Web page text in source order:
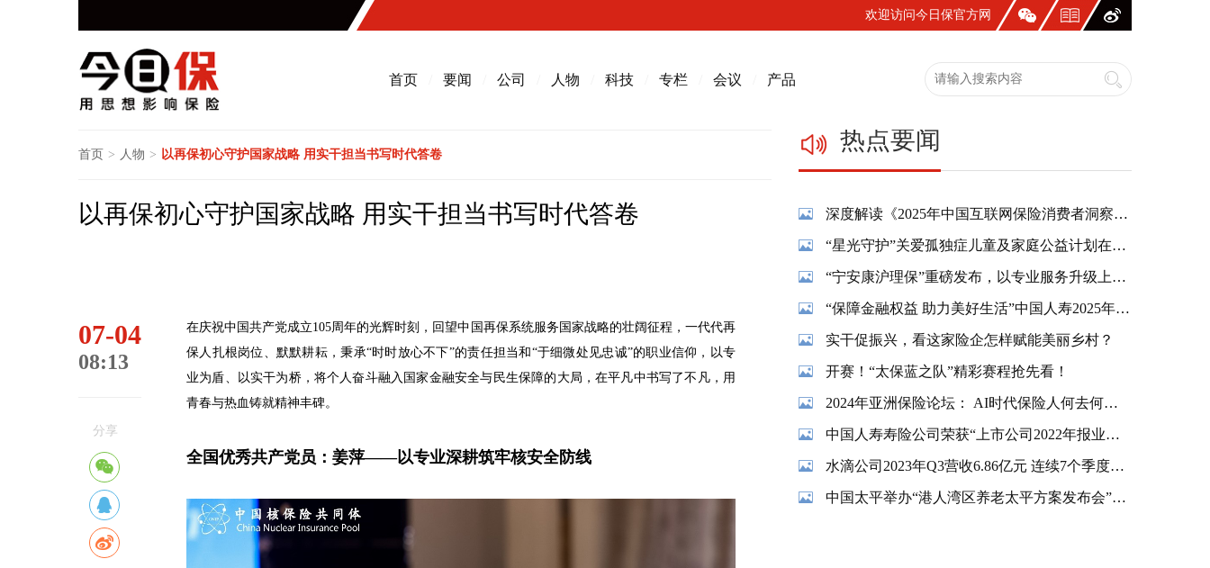
欢迎访问今日保官方网
首页 要闻 公司 人物 科技 专栏 会议 产品
首页 > 人物 > 以再保初心守护国家战略 用实干担当书写时代答卷
以再保初心守护国家战略 用实干担当书写时代答卷
07-04
08:13
分享
在庆祝中国共产党成立105周年的光辉时刻，回望中国再保系统服务国家战略的壮阔征程，一代代再
保人扎根岗位、默默耕耘，秉承“时时放心不下”的责任担当和“于细微处见忠诚”的职业信仰，以专
业为盾、以实干为桥，将个人奋斗融入国家金融安全与民生保障的大局，在平凡中书写了不凡，用
青春与热血铸就精神丰碑。
全国优秀共产党员：姜萍——以专业深耕筑牢核安全防线
热点要闻
深度解读《2025年中国互联网保险消费者洞察报告》：一张保单，照见国人生活新模样
“星光守护”关爱孤独症儿童及家庭公益计划在蓉温情启幕
“宁安康沪理保”重磅发布，以专业服务升级上海市民养老保障
“保障金融权益 助力美好生活”中国人寿2025年金融教育宣传周活动精彩纷呈
实干促振兴，看这家险企怎样赋能美丽乡村？
开赛！“太保蓝之队”精彩赛程抢先看！
2024年亚洲保险论坛： AI时代保险人何去何从？
中国人寿寿险公司荣获“上市公司2022年报业绩说明会最佳实践”奖项
水滴公司2023年Q3营收6.86亿元 连续7个季度实现盈利
中国太平举办“港人湾区养老太平方案发布会”暨“香港金融交易及服务有限公司揭牌仪式”